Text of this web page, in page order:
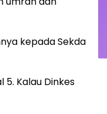
kepada Sekda
5. Kalau Dinkes